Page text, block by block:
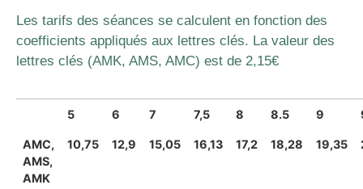
Les tarifs des séances se calculent en fonction des
coefficients appliqués aux lettres clés. La valeur des
lettres clés (AMK, AMS, AMC) est de 2,15€
5 6 7 7,5 8 8.5 9
AMC,
AMS,
AMK
10,75 12,9 15,05 16,13 17,2 18,28 19,35